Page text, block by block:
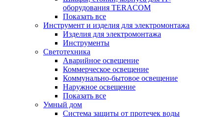
оборудования TERACOM
Показать все
Инструмент и изделия для электромонтажа
Изделия для электромонтажа
Инструменты
Светотехника
Аварийное освещение
Коммерческое освещение
Коммунально-бытовое освещение
Наружное освещение
Показать все
Умный дом
Система защиты от протечек воды